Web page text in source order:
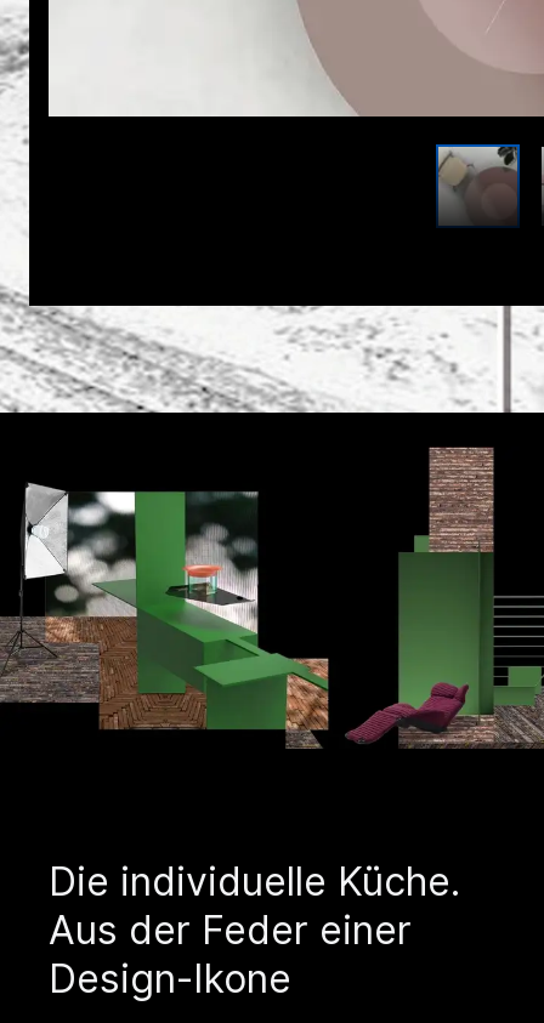
Die Idee des Designers war es, die Grenzen
Küchenblock unterzubringen, werden sie auf kleinere,
miteinander verbunden, was den Platzbedarf
Herzstück ist ein runder SCHOTT CERAN®
stimmungsvolles Ambiente, während ein kreisförmiger
Rezepte aus dem Internet zur Verfügung und
Die individuelle Küche.
Aus der Feder einer
Design-Ikone